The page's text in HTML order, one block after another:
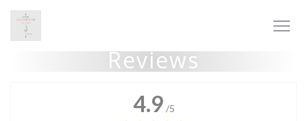
Cookies beheer paneel
Reviews
4.9 /5